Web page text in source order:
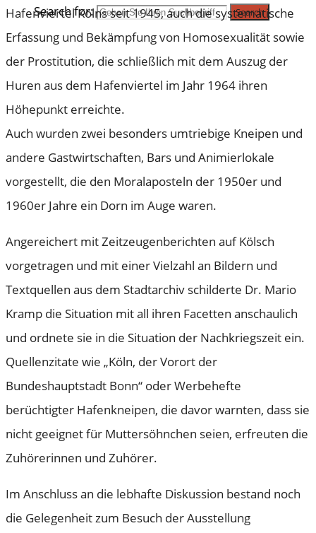
Search for: Search
Hafenviertel Kölns seit 1945, auch die systematische
Erfassung und Bekämpfung von Homosexualität sowie
der Prostitution, die schließlich mit dem Auszug der
Huren aus dem Hafenviertel im Jahr 1964 ihren
Höhepunkt erreichte.
Auch wurden zwei besonders umtriebige Kneipen und
andere Gastwirtschaften, Bars und Animierlokale
vorgestellt, die den Moralaposteln der 1950er und
1960er Jahre ein Dorn im Auge waren.
Angereichert mit Zeitzeugenberichten auf Kölsch
vorgetragen und mit einer Vielzahl an Bildern und
Textquellen aus dem Stadtarchiv schilderte Dr. Mario
Kramp die Situation mit all ihren Facetten anschaulich
und ordnete sie in die Situation der Nachkriegszeit ein.
Quellenzitate wie „Köln, der Vorort der
Bundeshauptstadt Bonn“ oder Werbehefte
berüchtigter Hafenkneipen, die davor warnten, dass sie
nicht geeignet für Muttersöhnchen seien, erfreuten die
Zuhörerinnen und Zuhörer.
Im Anschluss an die lebhafte Diskussion bestand noch
die Gelegenheit zum Besuch der Ausstellung